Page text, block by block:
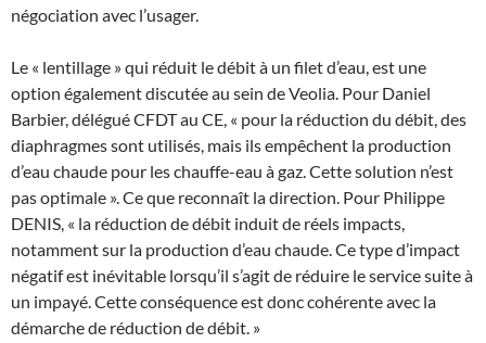
négociation avec l’usager.
Le « lentillage » qui réduit le débit à un filet d’eau, est une
option également discutée au sein de Veolia. Pour Daniel
Barbier, délégué CFDT au CE, « pour la réduction du débit, des
diaphragmes sont utilisés, mais ils empêchent la production
d’eau chaude pour les chauffe-eau à gaz. Cette solution n’est
pas optimale ». Ce que reconnaît la direction. Pour Philippe
DENIS, « la réduction de débit induit de réels impacts,
notamment sur la production d’eau chaude. Ce type d’impact
négatif est inévitable lorsqu’il s’agit de réduire le service suite à
un impayé. Cette conséquence est donc cohérente avec la
démarche de réduction de débit. »